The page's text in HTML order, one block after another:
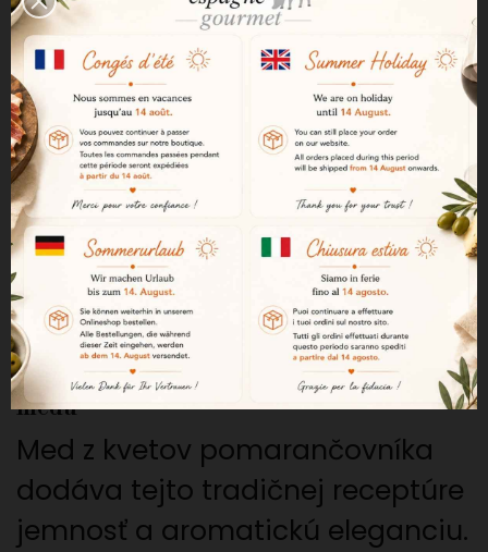
najvyššej úrovni kvality
tradičných španielskych
turrónov.
64 % pražených mandlí najvyššej kvality
Turrón obsahuje 64 % mandlí,
ktoré sú starostlivo pražené a
lúpané priamo v prevádzkach
výrobcu.
Jemná vôňa pomarančového kvetového
medu
Med z kvetov pomarančovníka
dodáva tejto tradičnej receptúre
jemnosť a aromatickú eleganciu.